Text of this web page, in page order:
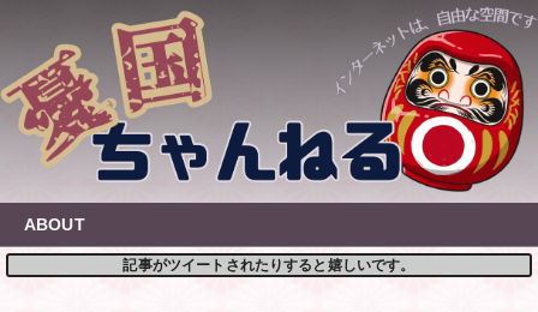
content
ABOUT
記事がツイートされたりすると嬉しいです。